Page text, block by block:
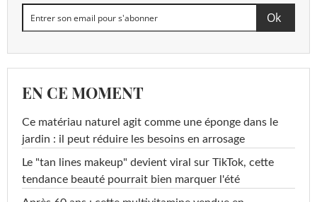
EN CE MOMENT
Ce matériau naturel agit comme une éponge dans le
jardin : il peut réduire les besoins en arrosage
Le "tan lines makeup" devient viral sur TikTok, cette
tendance beauté pourrait bien marquer l'été